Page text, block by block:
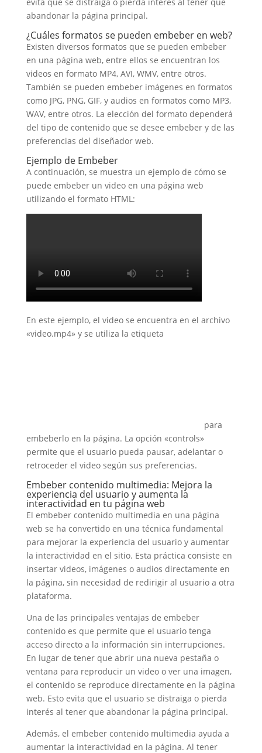
abandonar la página principal.
¿Cuáles formatos se pueden embeber en web?
Existen diversos formatos que se pueden embeber
en una página web, entre ellos se encuentran los
videos en formato MP4, AVI, WMV, entre otros.
También se pueden embeber imágenes en formatos
como JPG, PNG, GIF, y audios en formatos como MP3,
WAV, entre otros. La elección del formato dependerá
del tipo de contenido que se desee embeber y de las
preferencias del diseñador web.
Ejemplo de Embeber
A continuación, se muestra un ejemplo de cómo se
puede embeber un video en una página web
utilizando el formato HTML:
En este ejemplo, el video se encuentra en el archivo
«video.mp4» y se utiliza la etiqueta
para
embeberlo en la página. La opción «controls»
permite que el usuario pueda pausar, adelantar o
retroceder el video según sus preferencias.
Embeber contenido multimedia: Mejora la
experiencia del usuario y aumenta la
interactividad en tu página web
El embeber contenido multimedia en una página
web se ha convertido en una técnica fundamental
para mejorar la experiencia del usuario y aumentar
la interactividad en el sitio. Esta práctica consiste en
insertar videos, imágenes o audios directamente en
la página, sin necesidad de redirigir al usuario a otra
plataforma.
Una de las principales ventajas de embeber
contenido es que permite que el usuario tenga
acceso directo a la información sin interrupciones.
En lugar de tener que abrir una nueva pestaña o
ventana para reproducir un video o ver una imagen,
el contenido se reproduce directamente en la página
web. Esto evita que el usuario se distraiga o pierda
interés al tener que abandonar la página principal.
Además, el embeber contenido multimedia ayuda a
aumentar la interactividad en la página. Al tener